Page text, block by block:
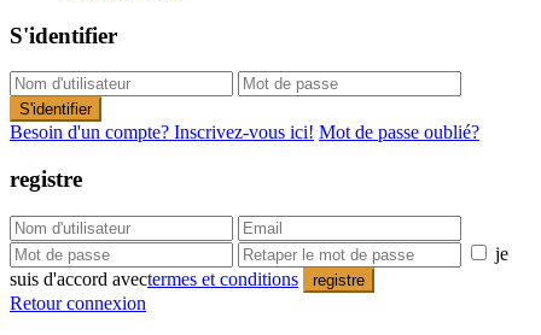
S'identifier
S'identifier
Besoin d'un compte? Inscrivez-vous ici! Mot de passe oublié?
registre
je
suis d'accord avectermes et conditions registre
Retour connexion